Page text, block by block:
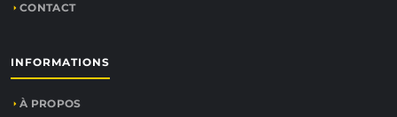
CONTACT
INFORMATIONS
À PROPOS